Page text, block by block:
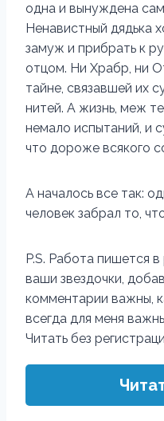
одна и вынуждена
Ненавистный дядька
замуж и прибрать к
отцом. Ни Храбр, ни
тайне, связавшей их
нитей. А жизнь, меж
немало испытаний, и
что дороже всякого
А началось все так:
человек забрал то,
P.S. Работа пишется
ваши звездочки,
комментарии важны,
всегда для меня
Читать без